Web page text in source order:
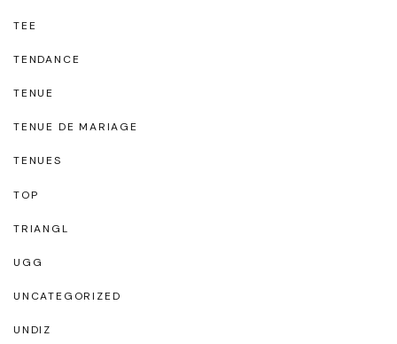
TEE
TENDANCE
TENUE
TENUE DE MARIAGE
TENUES
TOP
TRIANGL
UGG
UNCATEGORIZED
UNDIZ